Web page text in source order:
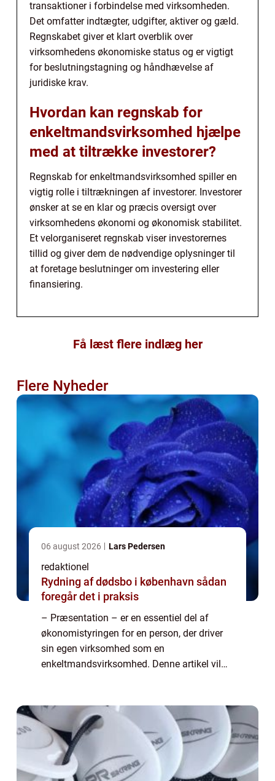
transaktioner i forbindelse med virksomheden.
Det omfatter indtægter, udgifter, aktiver og gæld.
Regnskabet giver et klart overblik over
virksomhedens økonomiske status og er vigtigt
for beslutningstagning og håndhævelse af
juridiske krav.
Hvordan kan regnskab for
enkeltmandsvirksomhed hjælpe
med at tiltrække investorer?
Regnskab for enkeltmandsvirksomhed spiller en
vigtig rolle i tiltrækningen af investorer. Investorer
ønsker at se en klar og præcis oversigt over
virksomhedens økonomi og økonomisk stabilitet.
Et velorganiseret regnskab viser investorernes
tillid og giver dem de nødvendige oplysninger til
at foretage beslutninger om investering eller
finansiering.
Få læst flere indlæg her
Flere Nyheder
06 august 2026 Lars Pedersen
redaktionel
Rydning af dødsbo i københavn sådan
foregår det i praksis
– Præsentation – er en essentiel del af
økonomistyringen for en person, der driver
sin egen virksomhed som en
enkeltmandsvirksomhed. Denne artikel vil